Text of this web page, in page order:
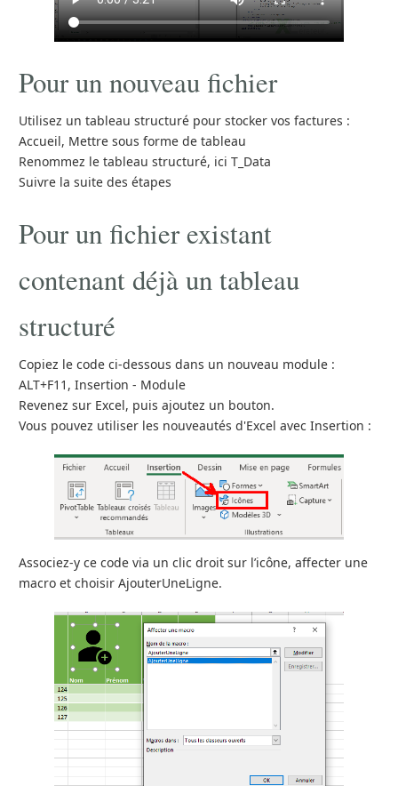
Pour un nouveau fichier
Utilisez un tableau structuré pour stocker vos factures :
Accueil, Mettre sous forme de tableau
Renommez le tableau structuré, ici T_Data
Suivre la suite des étapes
Pour un fichier existant
contenant déjà un tableau
structuré
Copiez le code ci-dessous dans un nouveau module :
ALT+F11, Insertion - Module
Revenez sur Excel, puis ajoutez un bouton.
Vous pouvez utiliser les nouveautés d'Excel avec Insertion :
Associez-y ce code via un clic droit sur l’icône, affecter une
macro et choisir AjouterUneLigne.